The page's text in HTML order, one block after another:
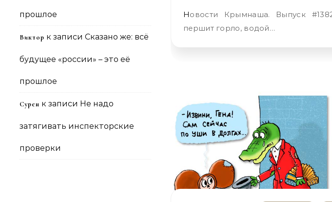
прошлое
Виктор к записи Сказано же: всё
будущее «россии» – это её
прошлое
Сурен к записи Не надо
затягивать инспекторские
проверки
Новости Крымнаша. Выпуск #1382 за 29.08.2018 «: глаза текут,
першит горло, водой…